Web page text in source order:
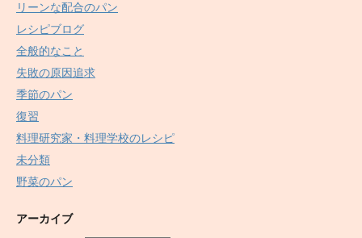
リーンな配合のパン
レシピブログ
全般的なこと
失敗の原因追求
季節のパン
復習
料理研究家・料理学校のレシピ
未分類
野菜のパン
アーカイブ